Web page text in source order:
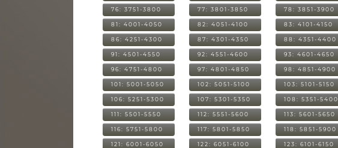
76: 3751-3800 77: 3801-3850 78: 3851-3900
81: 4001-4050 82: 4051-4100 83: 4101-4150
86: 4251-4300 87: 4301-4350 88: 4351-4400
91: 4501-4550 92: 4551-4600 93: 4601-4650
96: 4751-4800 97: 4801-4850 98: 4851-4900
101: 5001-5050 102: 5051-5100 103: 5101-5150
106: 5251-5300 107: 5301-5350 108: 5351-5400
111: 5501-5550 112: 5551-5600 113: 5601-5650
116: 5751-5800 117: 5801-5850 118: 5851-5900
121: 6001-6050 122: 6051-6100 123: 6101-6150